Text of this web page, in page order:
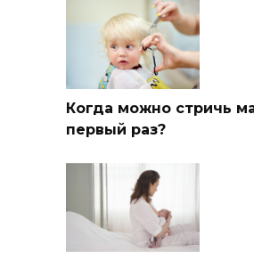
Когда можно стричь
первый раз?